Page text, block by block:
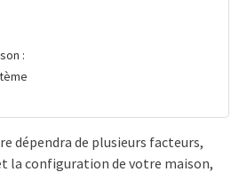
:
dépendra de plusieurs facteurs,
la configuration de votre maison,